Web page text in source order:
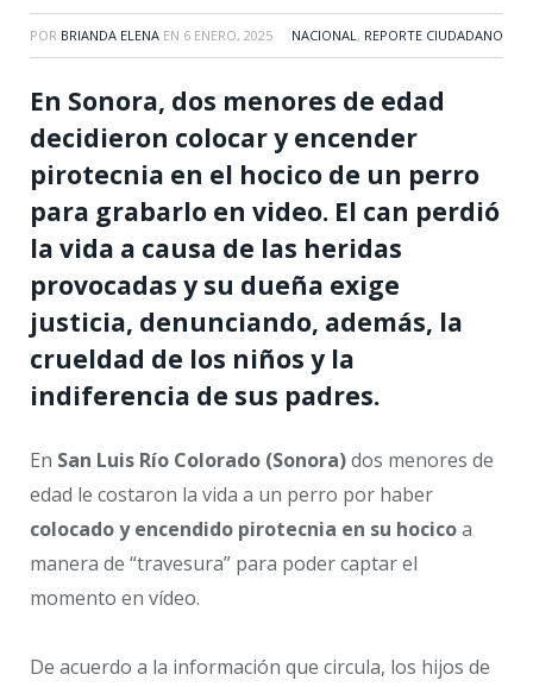
POR BRIANDA ELENA EN 6 ENERO, 2025 NACIONAL , REPORTE CIUDADANO
En Sonora, dos menores de edad
decidieron colocar y encender
pirotecnia en el hocico de un perro
para grabarlo en video. El can perdió
la vida a causa de las heridas
provocadas y su dueña exige
justicia, denunciando, además, la
crueldad de los niños y la
indiferencia de sus padres.
En San Luis Río Colorado (Sonora)dos menores de
edad le costaron la vida a un perro por haber
colocado y encendido pirotecnia en su hocicoa
manera de “travesura” para poder captar el
momento en vídeo.
De acuerdo a la información que circula, los hijos de